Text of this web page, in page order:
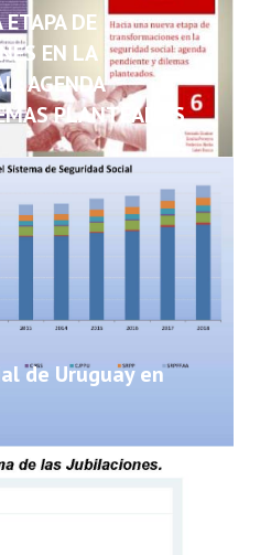
DE
EN LA
AGENDA
PLANTEADOS
de Uruguay en